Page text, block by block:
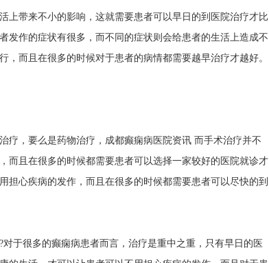
上带来不小的影响，这就需要患者可以早日的到医院治疗才比
发作的症状有很多，而不同的症状则会给患者的生活上造成不
而且在很多的时候对于患者的病情都需要越早治疗才越好。
疗，要么是药物治疗， 成都癫痫病医院资讯 而手术治疗并不
而且在很多的时候都需要患者可以选择一家较好的医院就诊才
担心疾病的发作，而且在很多的时候都需要患者可以尽快的到
于很多的癫痫病患者而言，治疗是重中之重，只有早日的医